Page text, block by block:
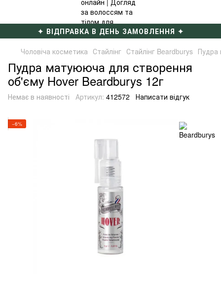
✦ ВІДПРАВКА В ДЕНЬ ЗАМОВЛЕННЯ ✦
Чоловіча косметика Стайлінг Стайлінг Beardburys Пудра
Пудра матуююча для створення
об'єму Hover Beardburys 12г
Немає в наявності Артикул: 412572 Написати відгук
−6%